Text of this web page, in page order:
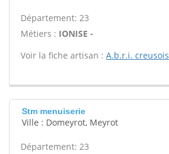
Département: 23
Métiers : IONISE -
Voir la fiche artisan : A.b.r.i. creusois
Stm menuiserie
Ville : Domeyrot, Meyrot
Département: 23